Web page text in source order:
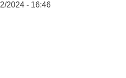
2024 - 16:46